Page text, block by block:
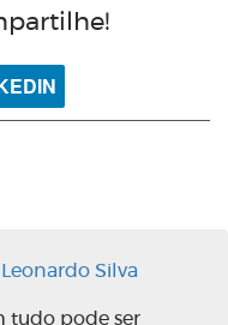
Leonardo Silva
tudo pode ser